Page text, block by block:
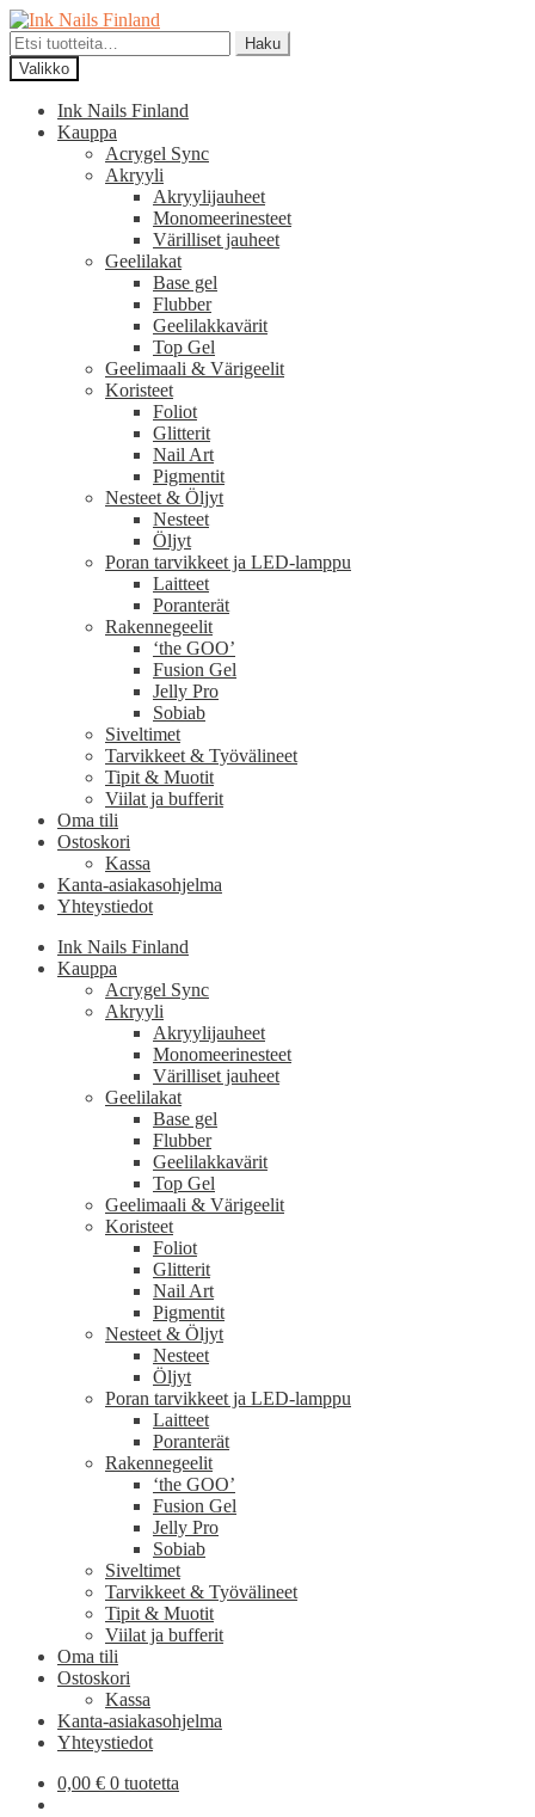
Siirry
navigointiin
Siirry
sisältöön
Etsi:
Haku
Valikko
Ink Nails Finland
Kauppa
Acrygel Sync
Akryyli
Akryylijauheet
Monomeerinesteet
Värilliset jauheet
Geelilakat
Base gel
Flubber
Geelilakkavärit
Top Gel
Geelimaali & Värigeelit
Koristeet
Foliot
Glitterit
Nail Art
Pigmentit
Nesteet & Öljyt
Nesteet
Öljyt
Poran tarvikkeet ja LED-lamppu
Laitteet
Poranterät
Rakennegeelit
‘the GOO’
Fusion Gel
Jelly Pro
Sobiab
Siveltimet
Tarvikkeet & Työvälineet
Tipit & Muotit
Viilat ja bufferit
Oma tili
Ostoskori
Kassa
Kanta-asiakasohjelma
Yhteystiedot
Ink Nails Finland
Kauppa
Acrygel Sync
Akryyli
Akryylijauheet
Monomeerinesteet
Värilliset jauheet
Geelilakat
Base gel
Flubber
Geelilakkavärit
Top Gel
Geelimaali & Värigeelit
Koristeet
Foliot
Glitterit
Nail Art
Pigmentit
Nesteet & Öljyt
Nesteet
Öljyt
Poran tarvikkeet ja LED-lamppu
Laitteet
Poranterät
Rakennegeelit
‘the GOO’
Fusion Gel
Jelly Pro
Sobiab
Siveltimet
Tarvikkeet & Työvälineet
Tipit & Muotit
Viilat ja bufferit
Oma tili
Ostoskori
Kassa
Kanta-asiakasohjelma
Yhteystiedot
0,00 € 0 tuotetta